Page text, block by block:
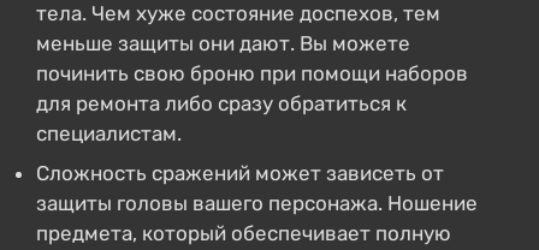
тела. Чем хуже состояние доспехов, тем
меньше защиты они дают. Вы можете
починить свою броню при помощи наборов
для ремонта либо сразу обратиться к
специалистам.
Сложность сражений может зависеть от
защиты головы вашего персонажа. Ношение
предмета, который обеспечивает полную